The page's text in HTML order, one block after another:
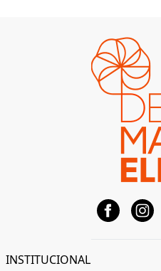
INSTITUCIONAL